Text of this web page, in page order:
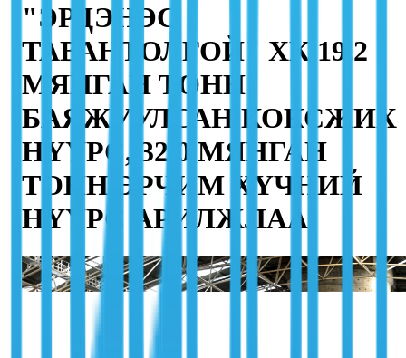
"ЭРДЭНЭС
ТАВАНТОЛГОЙ" ХК 19.2
МЯНГАН ТОНН
БАЯЖУУЛСАН КОКСЖИХ
НҮҮРС, 32.0 МЯНГАН
ТОНН ЭРЧИМ ХҮЧНИЙ
НҮҮРС АРИЛЖЛАА